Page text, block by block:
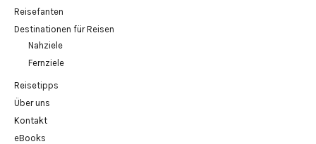
Reisefanten
Destinationen für Reisen
Nahziele
Fernziele
Reisetipps
Über uns
Kontakt
eBooks